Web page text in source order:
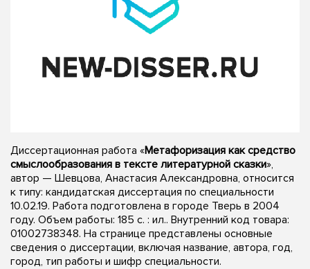
Диссертационная работа «Метафоризация как средство
смыслообразования в тексте литературной сказки»,
автор — Шевцова, Анастасия Александровна, относится
к типу: кандидатская диссертация по специальности
10.02.19. Работа подготовлена в городе Тверь в 2004
году. Объем работы: 185 с. : ил.. Внутренний код товара:
01002738348. На странице представлены основные
сведения о диссертации, включая название, автора, год,
город, тип работы и шифр специальности.